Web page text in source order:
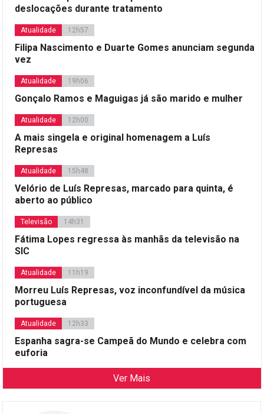
deslocações durante tratamento
Atualidade 12h57
Filipa Nascimento e Duarte Gomes anunciam segunda
vez
Atualidade 19h06
Gonçalo Ramos e Maguigas já são marido e mulher
Atualidade 12h00
A mais singela e original homenagem a Luís
Represas
Atualidade 15h48
Velório de Luís Represas, marcado para quinta, é
aberto ao público
Televisão 14h31
Fátima Lopes regressa às manhãs da televisão na
SIC
Atualidade 11h19
Morreu Luís Represas, voz inconfundível da música
portuguesa
Atualidade 12h33
Espanha sagra-se Campeã do Mundo e celebra com
euforia
Ver Mais